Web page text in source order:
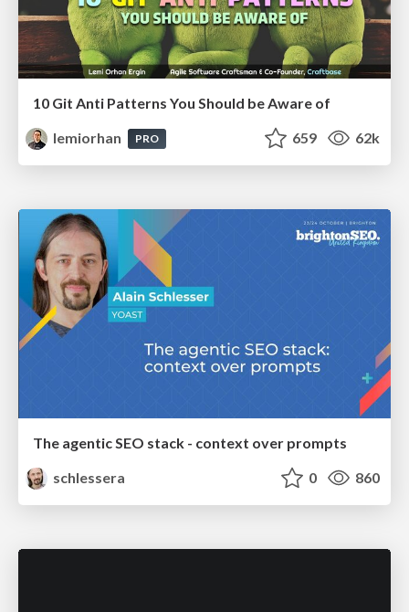
10 Git Anti Patterns You Should be Aware of
lemiorhan
PRO 659 62k
The agentic SEO stack - context over prompts
schlessera
0 860